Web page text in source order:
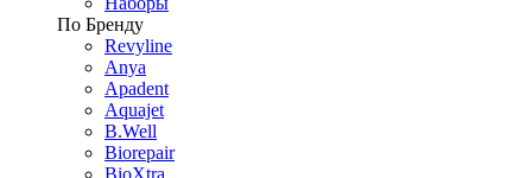
По Бренду
Revyline
Anya
Apadent
Aquajet
B.Well
Biorepair